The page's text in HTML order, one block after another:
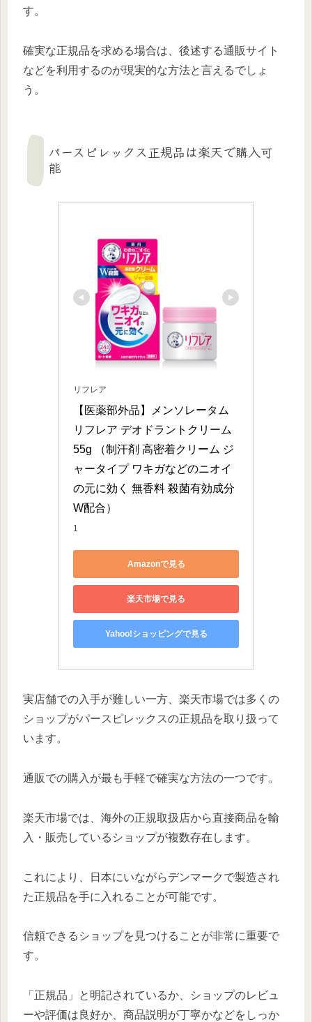
す。
確実な正規品を求める場合は、後述する通販サイト
などを利用するのが現実的な方法と言えるでしょ
う。
パースピレックス正規品は楽天で購入可
能
リフレア
【医薬部外品】メンソレータム
リフレア デオドラントクリーム
55g （制汗剤 高密着クリーム ジ
ャータイプ ワキガなどのニオイ
の元に効く 無香料 殺菌有効成分
W配合）
1
Amazonで見る
楽天市場で見る
Yahoo!ショッピングで見る
実店舗での入手が難しい一方、楽天市場では多くの
ショップがパースピレックスの正規品を取り扱って
います。
通販での購入が最も手軽で確実な方法の一つです。
楽天市場では、海外の正規取扱店から直接商品を輸
入・販売しているショップが複数存在します。
これにより、日本にいながらデンマークで製造され
た正規品を手に入れることが可能です。
信頼できるショップを見つけることが非常に重要で
す。
「正規品」と明記されているか、ショップのレビュ
ーや評価は良好か、商品説明が丁寧かなどをしっか